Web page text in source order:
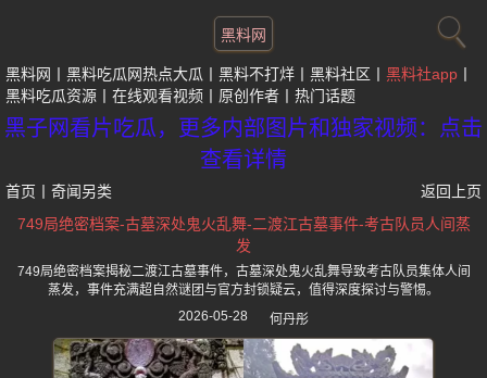
黑料网
黑料网 黑料吃瓜网热点大瓜 黑料不打烊 黑料社区
黑料社app
黑料吃瓜资源
在线观看视频 原创作者 热门话题
黑子网看片吃瓜，更多内部图片和独家视频：点击
查看详情
首页 奇闻另类
返回上页
749局绝密档案-古墓深处鬼火乱舞-二渡江古墓事件-考古队员人间蒸
发
749局绝密档案揭秘二渡江古墓事件，古墓深处鬼火乱舞导致考古队员集体人间
蒸发，事件充满超自然谜团与官方封锁疑云，值得深度探讨与警惕。
2026-05-28
何丹彤